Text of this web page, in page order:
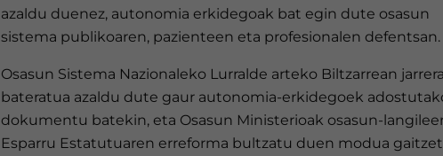
azaldu duenez, autonomia erkidegoak bat egin dute osasun
sistema publikoaren, pazienteen eta profesionalen defentsan.
Osasun Sistema Nazionaleko Lurralde arteko Biltzarrean jarrera
bateratua azaldu dute gaur autonomia-erkidegoek
dokumentu batekin, eta Osasun Ministerioak osasun-
Esparru Estatutuaren erreforma bultzatu duen modua